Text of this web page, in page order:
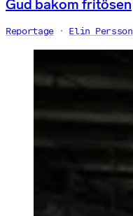
Gud bakom fritösen
Reportage Elin Persson